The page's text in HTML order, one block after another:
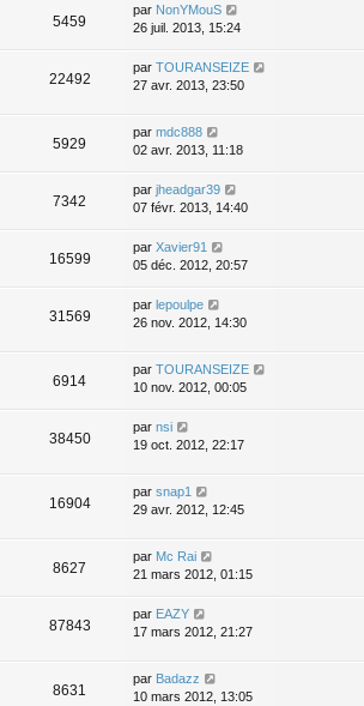
5459
par NonYMouS
26 juil. 2013, 15:24
22492
par TOURANSEIZE
27 avr. 2013, 23:50
5929
par mdc888
02 avr. 2013, 11:18
7342
par jheadgar39
07 févr. 2013, 14:40
16599
par Xavier91
05 déc. 2012, 20:57
31569
par lepoulpe
26 nov. 2012, 14:30
6914
par TOURANSEIZE
10 nov. 2012, 00:05
38450
par nsi
19 oct. 2012, 22:17
16904
par snap1
29 avr. 2012, 12:45
8627
par Mc Rai
21 mars 2012, 01:15
87843
par EAZY
17 mars 2012, 21:27
8631
par Badazz
10 mars 2012, 13:05